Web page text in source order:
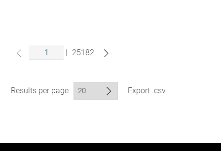
| 25182
Results per page Export .csv